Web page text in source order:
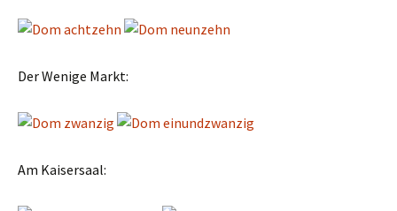
Der Wenige Markt:
Am Kaisersaal: